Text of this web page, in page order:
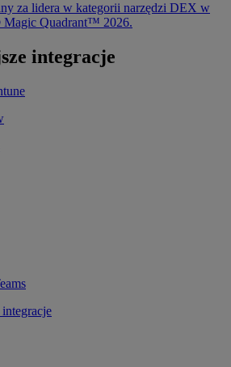
za lidera w kategorii narzędzi DEX w
Magic Quadrant™ 2026.
integracje